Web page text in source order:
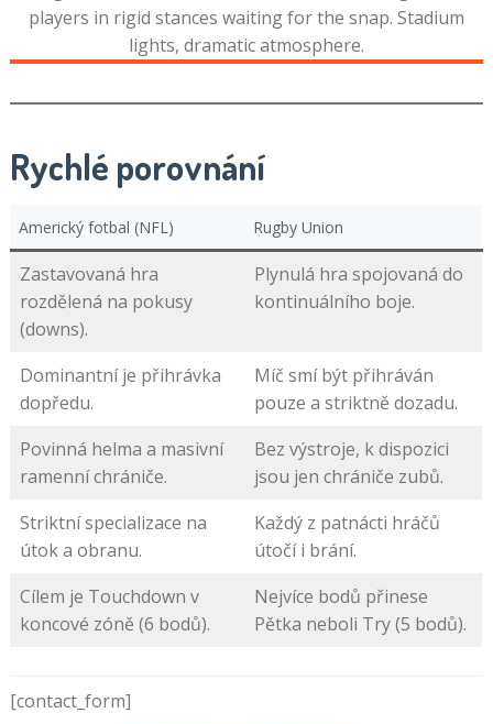
Rychlé porovnání
Americký fotbal (NFL) Rugby Union
Zastavovaná hra
rozdělená na pokusy
(downs).
Plynulá hra spojovaná do
kontinuálního boje.
Dominantní je přihrávka
dopředu.
Míč smí být přihráván
pouze a striktně dozadu.
Povinná helma a masivní
ramenní chrániče.
Bez výstroje, k dispozici
jsou jen chrániče zubů.
Striktní specializace na
útok a obranu.
Každý z patnácti hráčů
útočí i brání.
Cílem je Touchdown v
koncové zóně (6 bodů).
Nejvíce bodů přinese
Pětka neboli Try (5 bodů).
[contact_form]